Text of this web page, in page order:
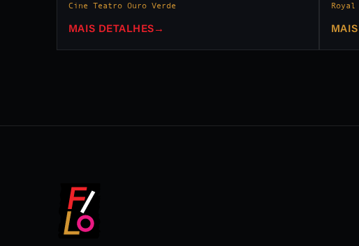
Cine Teatro Ouro Verde
MAIS DETALHES →
Royal